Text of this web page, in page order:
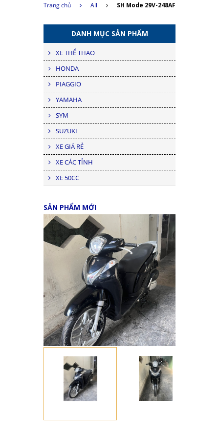
Trang chủ All SH Mode 29V-248AF
DANH MỤC SẢN PHẨM
XE THỂ THAO
HONDA
PIAGGIO
YAMAHA
SYM
SUZUKI
XE GIÁ RẺ
XE CÁC TỈNH
XE 50CC
SẢN PHẨM MỚI